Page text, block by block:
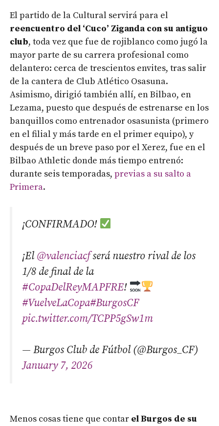
El partido de la Cultural servirá para el
reencuentro del ‘Cuco’ Ziganda con su antiguo
club, toda vez que fue de rojiblanco como jugó la
mayor parte de su carrera profesional como
delantero: cerca de trescientos envites, tras salir
de la cantera de Club Atlético Osasuna.
Asimismo, dirigió también allí, en Bilbao, en
Lezama, puesto que después de estrenarse en los
banquillos como entrenador osasunista (primero
en el filial y más tarde en el primer equipo), y
después de un breve paso por el Xerez, fue en el
Bilbao Athletic donde más tiempo entrenó:
durante seis temporadas, previas a su salto a
Primera.
¡CONFIRMADO!
¡El@valenciacfserá nuestro rival de los
1/8 de final de la
#CopaDelReyMAPFRE!
#VuelveLaCopa#BurgosCF
pic.twitter.com/TCPP5gSw1m
— Burgos Club de Fútbol (@Burgos_CF)
January 7, 2026
Menos cosas tiene que contar el Burgos de su